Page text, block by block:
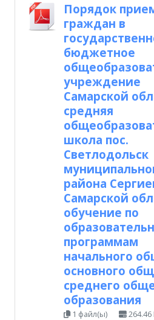
Порядок
граждан в
бюджетное
учреждение
Самарской
средняя
школа пос.
Светлодольск
района
Самарской
обучение по
программам
начального
основного
среднего
образования
1 файл(ы) 264.46